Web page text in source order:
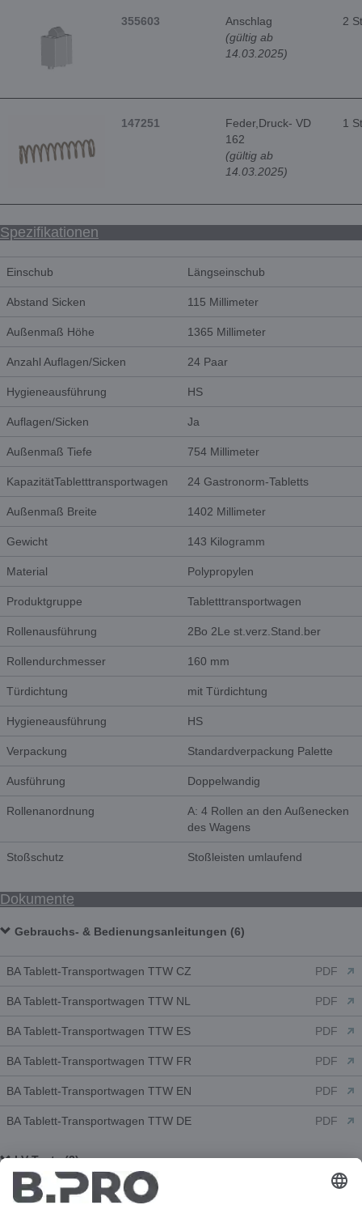
355603
Anschlag
(gültig ab
14.03.2025)
2
147251
Feder,Druck- VD
162
(gültig ab
14.03.2025)
1
Spezifikationen
Einschub Längseinschub
Abstand Sicken 115 Millimeter
Außenmaß Höhe 1365 Millimeter
Anzahl Auflagen/Sicken 24 Paar
Hygieneausführung HS
Auflagen/Sicken Ja
Außenmaß Tiefe 754 Millimeter
KapazitätTabletttransportwagen 24 Gastronorm-Tabletts
Außenmaß Breite 1402 Millimeter
Gewicht 143 Kilogramm
Material Polypropylen
Produktgruppe Tabletttransportwagen
Rollenausführung 2Bo 2Le st.verz.Stand.ber
Rollendurchmesser 160 mm
Türdichtung mit Türdichtung
Hygieneausführung HS
Verpackung Standardverpackung Palette
Ausführung Doppelwandig
Rollenanordnung
A: 4 Rollen an den Außenecken
des Wagens
Stoßschutz Stoßleisten umlaufend
Dokumente
Gebrauchs- & Bedienungsanleitungen (6)
BA Tablett-Transportwagen TTW CZ PDF
BA Tablett-Transportwagen TTW NL PDF
BA Tablett-Transportwagen TTW ES PDF
BA Tablett-Transportwagen TTW FR PDF
BA Tablett-Transportwagen TTW EN PDF
BA Tablett-Transportwagen TTW DE PDF
LV-Texte (2)
LV_DE_TTW 24-115 DDG.docx